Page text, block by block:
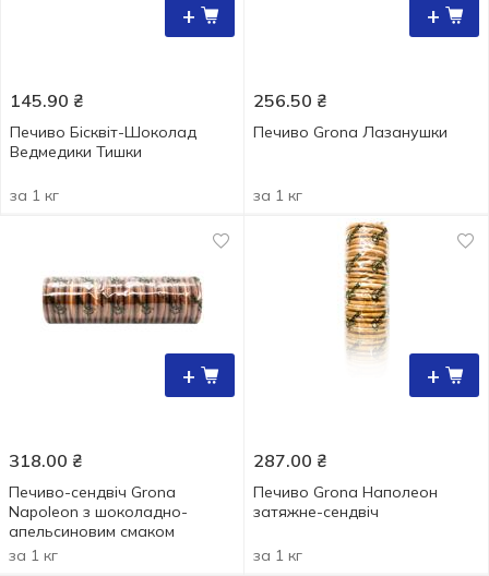
+
145.90 ₴
Печиво Бісквіт-Шоколад
Ведмедики Тишки
за 1 кг
+
256.50 ₴
Печиво Grona Лазанушки
за 1 кг
+
318.00 ₴
Печиво-сендвіч Grona
Napoleon з шоколадно-
апельсиновим смаком
за 1 кг
+
287.00 ₴
Печиво Grona Наполеон
затяжне-сендвіч
за 1 кг